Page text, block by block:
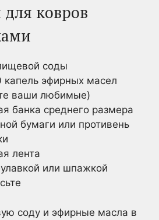
для ковров
соды
капель эфирных масел
ваши любимые)
банка среднего размера
бумаги или противень
лента
или шпажкой
соду и эфирные масла в